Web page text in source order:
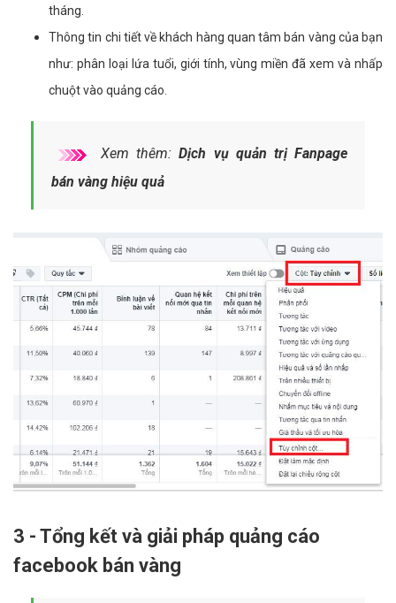
tháng.
Thông tin chi tiết về khách hàng quan tâm bán vàng của bạn
như: phân loại lứa tuổi, giới tính, vùng miền đã xem và nhấp
chuột vào quảng cáo.
Xem thêm:Dịch vụ quản trị Fanpage
bán vàng hiệu quả
3 - Tổng kết và giải pháp quảng cáo
facebook bán vàng